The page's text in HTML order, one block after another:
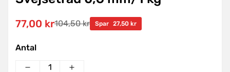
Udsalgspris
77,00 kr
Normal
pris
104,50 kr Spar 27,50 kr
Antal